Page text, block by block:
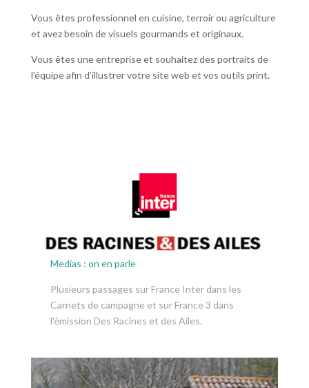
Vous êtes professionnel en cuisine, terroir ou agriculture
et avez besoin de visuels gourmands et originaux.
Vous êtes une entreprise et souhaitez des portraits de
l’équipe afin d’illustrer votre site web et vos outils print.
Medias : on en parle
Plusieurs passages sur France Inter dans les
Carnets de campagne et sur France 3 dans
l'émission Des Racines et des Ailes.